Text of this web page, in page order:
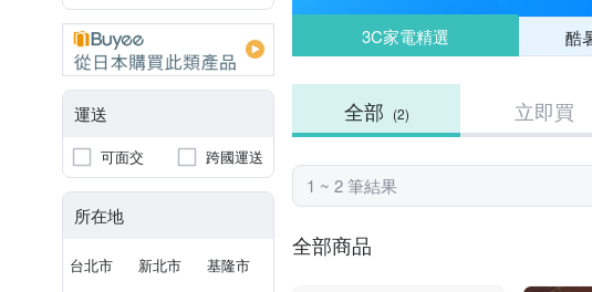
運送
可面交 跨國運送
所在地
台北市 新北市 基隆市
3C家電精選 酷
全部 (2) 立即買
1 ~ 2 筆結果
全部商品